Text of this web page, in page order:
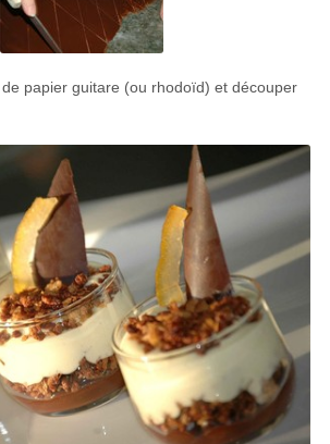
papier guitare (ou rhodoïd) et découper